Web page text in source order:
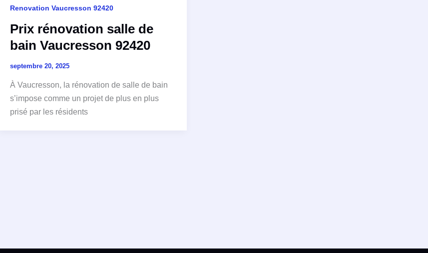
Renovation Vaucresson 92420
Prix rénovation salle de
bain Vaucresson 92420
septembre 20, 2025
À Vaucresson, la rénovation de salle de bain
s’impose comme un projet de plus en plus
prisé par les résidents